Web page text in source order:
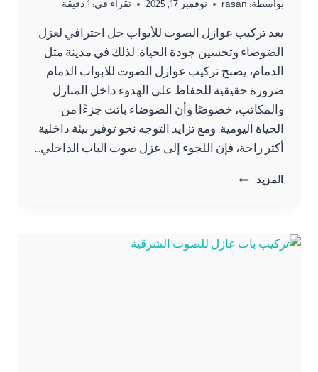
بواسطة: rasan نوفمبر 17, 2025 تقراء في: دقيقة
يعد تركيب عوازل الصوت للأبواب حل احترافي لعزل
الضوضاء وتحسين جودة الحياة. لذلك في مدينة مثل
الدمام، يصبح تركيب عوازل الصوت للابواب الدمام
ضرورة حقيقية للحفاظ على الهدوء داخل المنازل
والمكاتب، خصوصًا وأن الضوضاء باتت جزءًا من
الحياة اليومية. ومع تزايد التوجه نحو توفير بيئة داخلية
أكثر راحة، فإن اللجوء إلى عزل صوت الباب الداخلي…
المزيد
تركيب
الدمام
ت: